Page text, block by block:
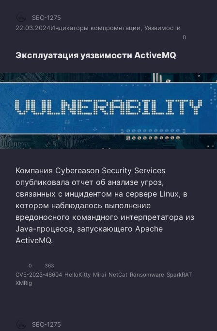
0
SEC-1275
22.03.2024Индикаторы компрометации, Уязвимости
Эксплуатация уязвимости ActiveMQ
Компания Cybereason Security Services
опубликовала отчет об анализе угроз,
связанных с инцидентом на сервере Linux, в
котором наблюдалось выполнение
вредоносного командного интерпретатора из
Java-процесса, запускающего Apache
ActiveMQ.
0 363
CVE-2023-46604 HelloKitty Mirai NetCat Ransomware SparkRAT
XMRig
SEC-1275